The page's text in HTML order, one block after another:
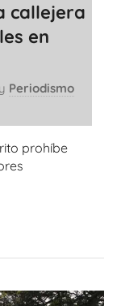
callejera
en
Periodismo
prohíbe